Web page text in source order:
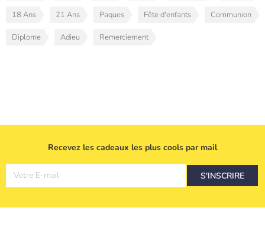
18 Ans 21 Ans Paques Fête d'enfants Communion
Diplome Adieu Remerciement
Recevez les cadeaux les plus cools par mail
Votre E-mail S'INSCRIRE